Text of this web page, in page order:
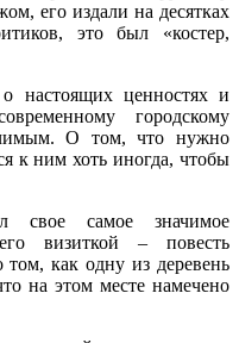
его издали на десятках
это был «костер,
настоящих ценностях и
городскому
О том, что нужно
к ним хоть иногда, чтобы
свое самое значимое
визиткой – повесть
как одну из деревень
на этом месте намечено